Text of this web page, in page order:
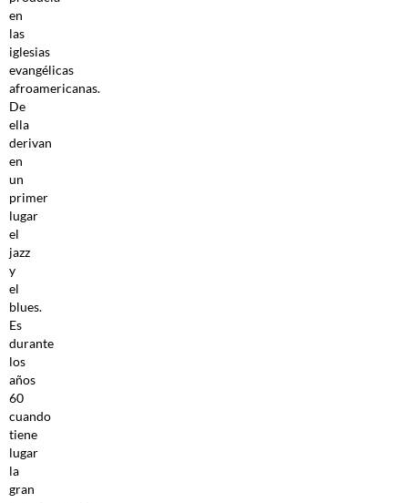
en
las
iglesias
evangélicas
afroamericanas.
De
ella
derivan
en
un
primer
lugar
el
jazz
y
el
blues.
Es
durante
los
años
60
cuando
tiene
lugar
la
gran